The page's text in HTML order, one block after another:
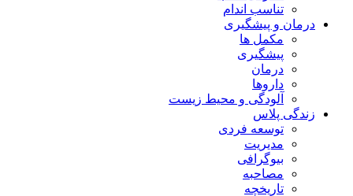
تناسب اندام
درمان و پیشگیری
مکمل ها
پیشگیری
درمان
داروها
آلودگی و محیط زیست
زندگی پلاس
توسعه فردی
مدیریت
بیوگرافی
مصاحبه
تاریخچه